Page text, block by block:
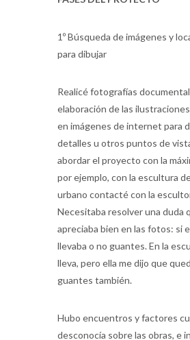
1º Búsqueda de imágenes y
para dibujar
Realicé fotografías
elaboración de las
en imágenes de internet para
detalles u otros puntos de
abordar el proyecto con la
por ejemplo, con la escultura
urbano contacté con la
Necesitaba resolver una duda
apreciaba bien en las fotos: si
llevaba o no guantes. En la
lleva, pero ella me dijo que
guantes también.
Hubo encuentros y factores
desconocía sobre las obras, e